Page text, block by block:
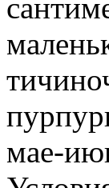
мае-